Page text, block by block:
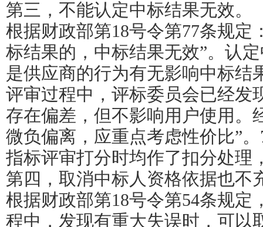
第三，不能认定中标结果无效。
根据财政部第18号令第77条规
标结果的，中标结果无效”。认
是供应商的行为有无影响中标结
评审过程中，评标委员会已经发
存在偏差，但不影响用户使用。
微负偏离，应重点考虑性价比”
指标评审打分时均作了扣分处理
第四，取消中标人资格依据也不
根据财政部第18号令第54条规定
程中，发现有重大失误时，可以